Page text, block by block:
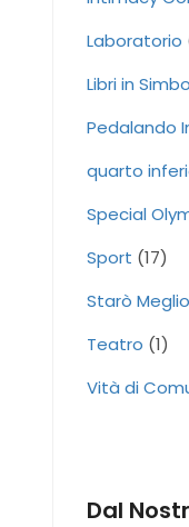
Laboratorio
Libri in
Pedalando
quarto
Special
Sport (17)
Starò Meglio
Teatro (1)
Vità di
Dal